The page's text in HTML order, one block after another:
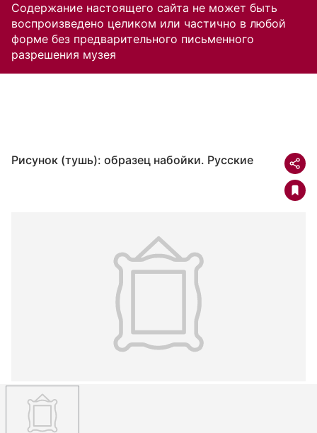
Содержание настоящего сайта не может быть
воспроизведено целиком или частично в любой
форме без предварительного письменного
разрешения музея
Рисунок (тушь): образец набойки. Русские